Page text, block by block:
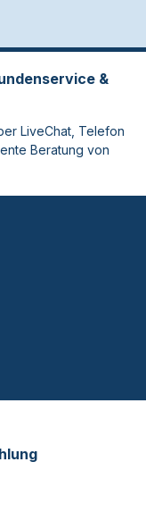
&
LiveChat, Telefon
Beratung von